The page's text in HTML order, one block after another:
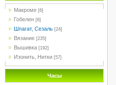
Макроме [6]
Гобелен [6]
Шпагат, Сезаль [24]
Вязание [235]
Вышивка [192]
Изонить, Нитки [57]
Часы